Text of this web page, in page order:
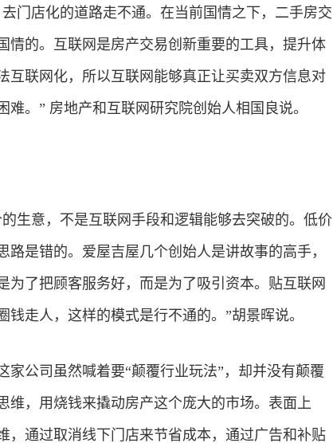
门店化的道路走不通。在当前国情之下，二手房交
情的。互联网是房产交易创新重要的工具，提升体
互联网化，所以互联网能够真正让买卖双方信息对
。” 房地产和互联网研究院创始人相国良说。
生意，不是互联网手段和逻辑能够去突破的。低价
是错的。爱屋吉屋几个创始人是讲故事的高手，
为了把顾客服务好，而是为了吸引资本。贴互联网
走人，这样的模式是行不通的。”胡景晖说。
家公司虽然喊着要“颠覆行业玩法”，却并没有颠覆
维，用烧钱来撬动房产这个庞大的市场。表面上
，通过取消线下门店来节省成本，通过广告和补贴